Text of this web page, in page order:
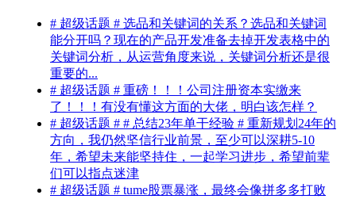
# 超级话题 # 选品和关键词的关系？选品和关键词
能分开吗？现在的产品开发准备去掉开发表格中的
关键词分析，从运营角度来说，关键词分析还是很
重要的...
# 超级话题 # 重磅！！！公司注册资本实缴来
了！！！有没有懂这方面的大佬，明白该怎样？
# 超级话题 # # 总结23年单干经验 # 重新规划24年的
方向，我仍然坚信行业前景，至少可以深耕5-10
年，希望未来能坚持住，一起学习进步，希望前辈
们可以指点迷津
# 超级话题 # tume股票暴涨，最终会像拼多多打败